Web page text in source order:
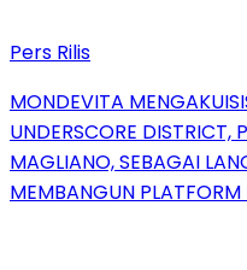
Pers Rilis
MONDEVITA
UNDERSCORE DISTRICT,
MAGLIANO, SEBAGAI
MEMBANGUN